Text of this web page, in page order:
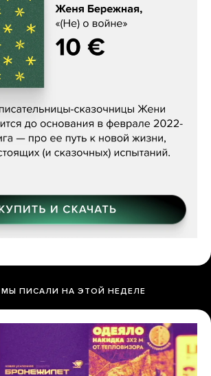
«(Не) о войне»
ПИСАЛИ НА ЭТОЙ НЕДЕЛЕ